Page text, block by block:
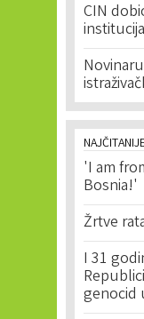
CIN
institucija
'I am
Bosnia!'
Žrtve
I 31
genocid